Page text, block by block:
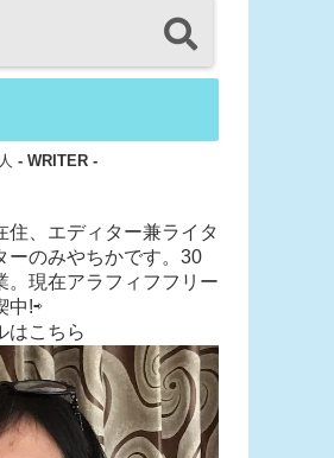
- WRITER -
住、エディター兼ライタ
ーのみやちかです。30
。現在アラフィフフリー
中!⇨
はこちら